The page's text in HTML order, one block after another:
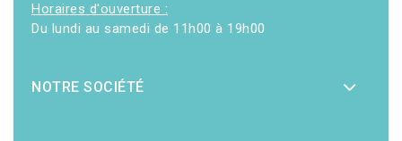
Horaires d'ouverture :
Du lundi au samedi de 11h00 à 19h00
NOTRE SOCIÉTÉ